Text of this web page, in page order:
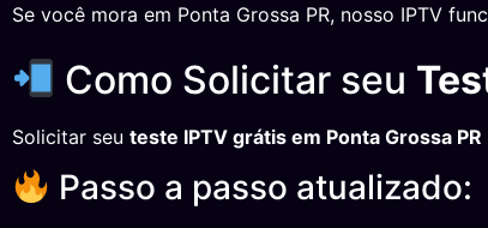
Se você mora em Ponta Grossa PR, nosso IPTV
Como Solicitar seu
Solicitar seu teste IPTV grátis em Ponta Grossa PR
Passo a passo atualizado: